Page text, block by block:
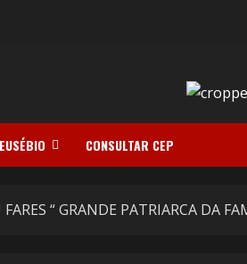
EUSÉBIO CONSULTAR CEP
“ GRANDE PATRIARCA DA